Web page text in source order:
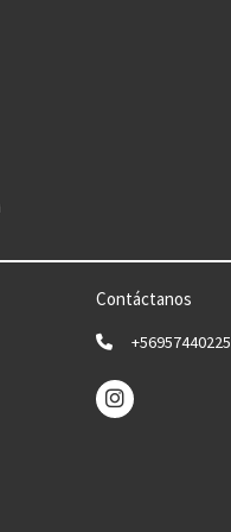
Contáctanos
+56957440225